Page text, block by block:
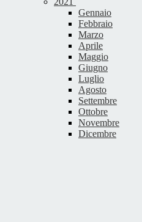
Gennaio
Febbraio
Marzo
Aprile
Maggio
Giugno
Luglio
Agosto
Settembre
Ottobre
Novembre
Dicembre